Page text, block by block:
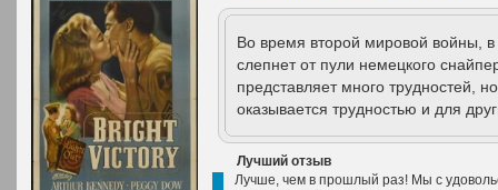
Во время второй мировой войны,
слепнет от пули немецкого
представляет много трудностей,
оказывается трудностью и для
Лучший отзыв
Лучше, чем в прошлый раз! Мы с